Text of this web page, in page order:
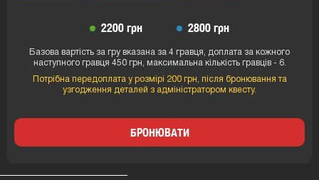
2200 грн 2800 грн
Базова вартість за гру вказана за 4 гравця, доплата за кожного
наступного гравця 450 грн, максимальна кількість гравців - 6.
Потрібна передоплата у розмірі 200 грн, після бронювання та
узгодження деталей з адміністратором квесту.
БРОНЮВАТИ